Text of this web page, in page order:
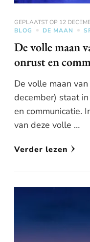
GEPLAATST OP 12
BLOG
DE MAAN
De volle maan
onrust en
De volle maan
december) staat
en communicatie.
van deze volle …
Verder lezen